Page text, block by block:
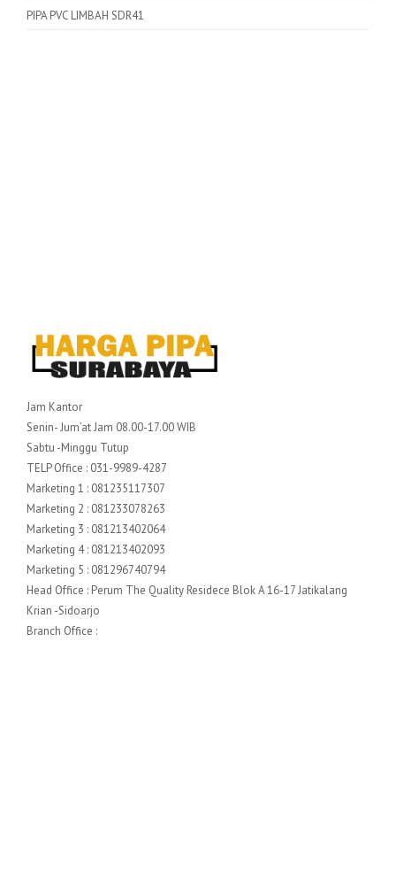
PIPA PVC LIMBAH SDR41
Jam Kantor
Senin- Jum’at Jam 08.00-17.00 WIB
Sabtu -Minggu Tutup
TELP Office : 031-9989-4287
Marketing 1 : 081235117307
Marketing 2 : 081233078263
Marketing 3 : 081213402064
Marketing 4 : 081213402093
Marketing 5 : 081296740794
Head Office : Perum The Quality Residece Blok A 16-17 Jatikalang
Krian -Sidoarjo
Branch Office :